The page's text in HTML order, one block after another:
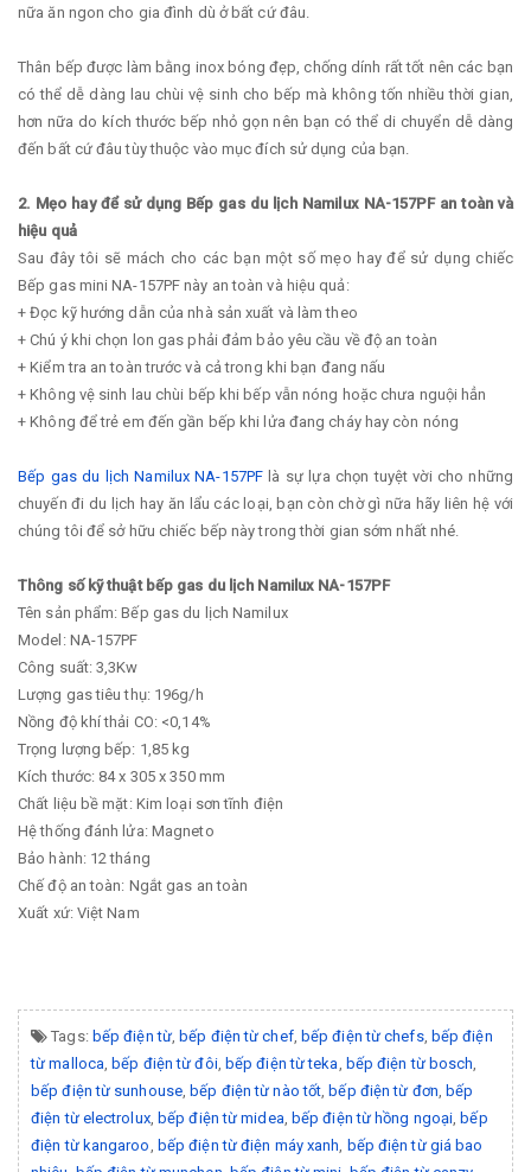
nữa ăn ngon cho gia đình dù ở bất cứ đâu.
Thân bếp được làm bằng inox bóng đẹp, chống dính rất tốt nên các bạn
có thể dễ dàng lau chùi vệ sinh cho bếp mà không tốn nhiều thời gian,
hơn nữa do kích thước bếp nhỏ gọn nên bạn có thể di chuyển dễ dàng
đến bất cứ đâu tùy thuộc vào mục đích sử dụng của bạn.
2. Mẹo hay để sử dụng Bếp gas du lịch Namilux NA-157PF an toàn và
hiệu quả
Sau đây tôi sẽ mách cho các bạn một số mẹo hay để sử dụng chiếc
Bếp gas mini NA-157PF này an toàn và hiệu quả:
+ Đọc kỹ hướng dẫn của nhà sản xuất và làm theo
+ Chú ý khi chọn lon gas phải đảm bảo yêu cầu về độ an toàn
+ Kiểm tra an toàn trước và cả trong khi bạn đang nấu
+ Không vệ sinh lau chùi bếp khi bếp vẫn nóng hoặc chưa nguội hẳn
+ Không để trẻ em đến gần bếp khi lửa đang cháy hay còn nóng
Bếp gas du lịch Namilux NA-157PF là sự lựa chọn tuyệt vời cho những
chuyến đi du lịch hay ăn lẩu các loại, bạn còn chờ gì nữa hãy liên hệ với
chúng tôi để sở hữu chiếc bếp này trong thời gian sớm nhất nhé.
Thông số kỹ thuật bếp gas du lịch Namilux NA-157PF
Tên sản phẩm: Bếp gas du lịch Namilux
Model: NA-157PF
Công suất: 3,3Kw
Lượng gas tiêu thụ: 196g/h
Nồng độ khí thải CO: <0,14%
Trọng lượng bếp: 1,85 kg
Kích thước: 84 x 305 x 350 mm
Chất liệu bề mặt: Kim loại sơn tĩnh điện
Hệ thống đánh lửa: Magneto
Bảo hành: 12 tháng
Chế độ an toàn: Ngắt gas an toàn
Xuất xứ: Việt Nam
Tags: bếp điện từ, bếp điện từ chef, bếp điện từ chefs, bếp điện
từ malloca bếp điện từ đôi, bếp điện từ teka bếp điện từ bosch
bếp điện từ sunhouse bếp điện từ nào tốt bếp điện từ đơn bếp
điện từ electrolux, bếp điện từ midea bếp điện từ hồng ngoại bếp
điện từ kangaroo
bếp điện từ điện máy xanh
bếp điện từ giá bao